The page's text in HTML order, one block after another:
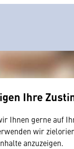
Ihre
Ihnen gerne auf
wir
anzuzeigen.